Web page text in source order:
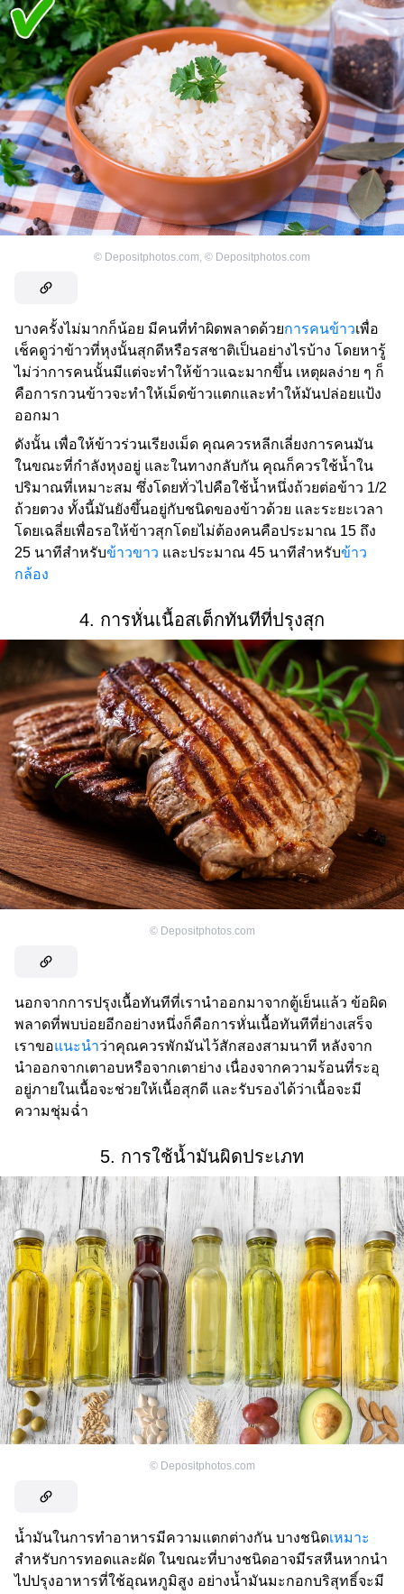
© Depositphotos.com, © Depositphotos.com
บางครั้งไม่มากก็น้อย มีคนที่ทำผิดพลาดด้วยการคนข้าวเพื่อ
เช็คดูว่าข้าวที่หุงนั้นสุกดีหรือรสชาติเป็นอย่างไรบ้าง โดยหารู้
ไม่ว่าการคนนั้นมีแต่จะทำให้ข้าวแฉะมากขึ้น เหตุผลง่าย ๆ ก็
คือการกวนข้าวจะทำให้เม็ดข้าวแตกและทำให้มันปล่อยแป้ง
ออกมา
ดังนั้น เพื่อให้ข้าวร่วนเรียงเม็ด คุณควรหลีกเลี่ยงการคนมัน
ในขณะที่กำลังหุงอยู่ และในทางกลับกัน คุณก็ควรใช้น้ำใน
ปริมาณที่เหมาะสม ซึ่งโดยทั่วไปคือใช้น้ำหนึ่งถ้วยต่อข้าว 1/2
ถ้วยตวง ทั้งนี้มันยังขึ้นอยู่กับชนิดของข้าวด้วย และระยะเวลา
โดยเฉลี่ยเพื่อรอให้ข้าวสุกโดยไม่ต้องคนคือประมาณ 15 ถึง
25 นาทีสำหรับข้าวขาว และประมาณ 45 นาทีสำหรับข้าว
กล้อง
4. การหั่นเนื้อสเต็กทันทีที่ปรุงสุก
© Depositphotos.com
นอกจากการปรุงเนื้อทันทีที่เรานำออกมาจากตู้เย็นแล้ว ข้อผิด
พลาดที่พบบ่อยอีกอย่างหนึ่งก็คือการหั่นเนื้อทันทีที่ย่างเสร็จ
เราขอแนะนำว่าคุณควรพักมันไว้สักสองสามนาที หลังจาก
นำออกจากเตาอบหรือจากเตาย่าง เนื่องจากความร้อนที่ระอุ
อยู่ภายในเนื้อจะช่วยให้เนื้อสุกดี และรับรองได้ว่าเนื้อจะมี
ความชุ่มฉ่ำ
5. การใช้น้ำมันผิดประเภท
© Depositphotos.com
น้ำมันในการทำอาหารมีความแตกต่างกัน บางชนิดเหมาะ
สำหรับการทอดและผัด ในขณะที่บางชนิดอาจมีรสหืนหากนำ
ไปปรุงอาหารที่ใช้อุณหภูมิสูง อย่างน้ำมันมะกอกบริสุทธิ์จะมี